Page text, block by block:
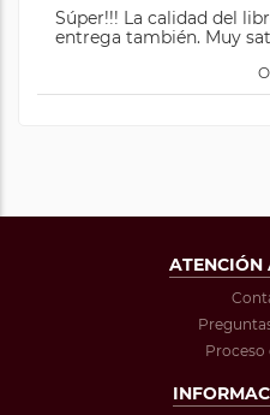
Súper!!! La calidad del
entrega también. Muy
ATENCIÓN
Proceso